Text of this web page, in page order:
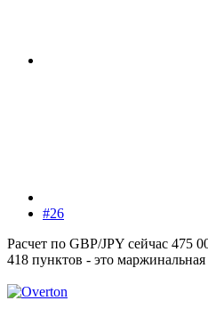
#26
Расчет по GBP/JPY сейчас 475
418 пунктов - это маржинальная